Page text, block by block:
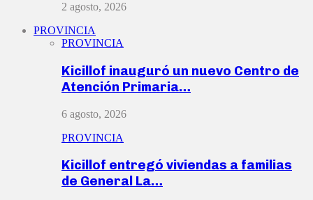
2 agosto, 2026
PROVINCIA
PROVINCIA
Kicillof inauguró un nuevo Centro de
Atención Primaria…
6 agosto, 2026
PROVINCIA
Kicillof entregó viviendas a familias
de General La…